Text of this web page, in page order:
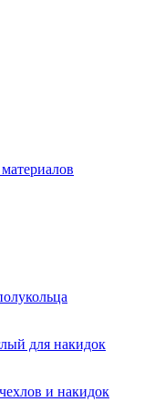
для накидок
и накидок